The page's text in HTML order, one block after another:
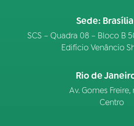
Sede:
SCS – Quadra 08 – Bloco B
Edifício Venâncio
Rio de
Av. Gomes Freire,
Centro